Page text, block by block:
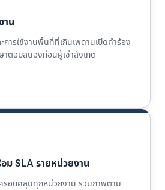
าน
ารใช้งานพื้นที่ที่เกินเพดานเปิดคำร้อง
ตอบสนองก่อนผู้เช่าสังเกต
ม SLA รายหน่วยงาน
อบคลุมทุกหน่วยงาน รวมภาพตาม